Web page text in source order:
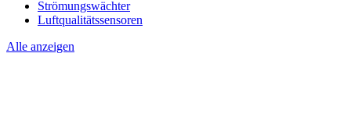
Strömungswächter
Luftqualitätssensoren
Alle anzeigen